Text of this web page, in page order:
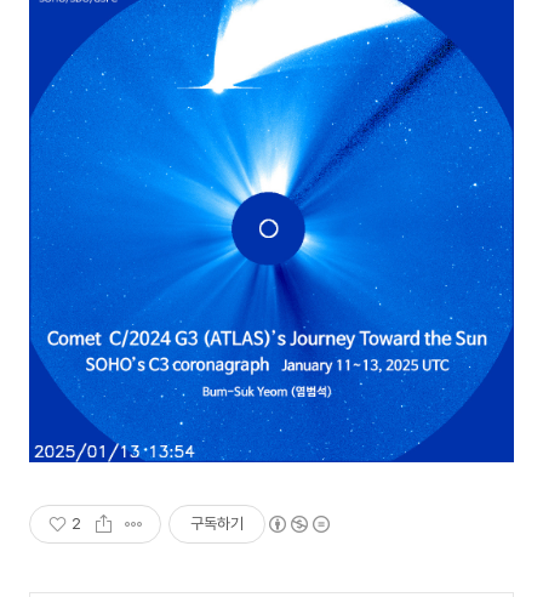
2 구독하기